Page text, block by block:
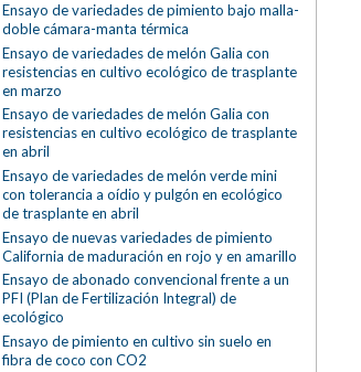
Ensayo de variedades de pimiento bajo malla-
doble cámara-manta térmica
Ensayo de variedades de melón Galia con
resistencias en cultivo ecológico de trasplante
en marzo
Ensayo de variedades de melón Galia con
resistencias en cultivo ecológico de trasplante
en abril
Ensayo de variedades de melón verde mini
con tolerancia a oídio y pulgón en ecológico
de trasplante en abril
Ensayo de nuevas variedades de pimiento
California de maduración en rojo y en amarillo
Ensayo de abonado convencional frente a un
PFI (Plan de Fertilización Integral) de
ecológico
Ensayo de pimiento en cultivo sin suelo en
fibra de coco con CO2